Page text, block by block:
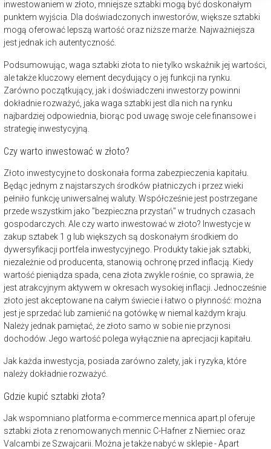
inwestowaniem w złoto, mniejsze sztabki mogą być doskonałym
punktem wyjścia. Dla doświadczonych inwestorów, większe sztabki
mogą oferować lepszą wartość oraz niższe marże. Najważniejsza
jest jednak ich autentyczność.
Podsumowując, waga sztabki złota to nie tylko wskaźnik jej wartości,
ale także kluczowy element decydujący o jej funkcji na rynku.
Zarówno początkujący, jak i doświadczeni inwestorzy powinni
dokładnie rozważyć, jaka waga sztabki jest dla nich na rynku
najbardziej odpowiednia, biorąc pod uwagę swoje cele finansowe i
strategię inwestycyjną.
Czy warto inwestować w złoto?
Złoto inwestycyjne to doskonała forma zabezpieczenia kapitału.
Będąc jednym z najstarszych środków płatniczych i przez wieki
pełniło funkcję uniwersalnej waluty. Współcześnie jest postrzegane
przede wszystkim jako "bezpieczna przystań" w trudnych czasach
gospodarczych. Ale czy warto inwestować w złoto? Inwestycje w
zakup sztabek 1 g lub większych są doskonałym środkiem do
dywersyfikacji portfela inwestycyjnego. Produkty takie jak sztabki,
niezależnie od producenta, stanowią ochronę przed inflacją. Kiedy
wartość pieniądza spada, cena złota zwykle rośnie, co sprawia, że
jest atrakcyjnym aktywem w okresach wysokiej inflacji. Jednocześnie
złoto jest akceptowane na całym świecie i łatwo o płynność: można
jest je sprzedać lub zamienić na gotówkę w niemal każdym kraju.
Należy jednak pamiętać, że złoto samo w sobie nie przynosi
dochodów. Jego wartość polega wyłącznie na aprecjacji kapitału.
Jak każda inwestycja, posiada zarówno zalety, jak i ryzyka, które
należy dokładnie rozważyć.
Gdzie kupić sztabki złota?
Jak wspomniano platforma e-commerce mennica.apart.pl oferuje
sztabki złota z renomowanych mennic C-Hafner z Niemiec oraz
Valcambi ze Szwajcarii. Można je także nabyć w sklepie - Apart